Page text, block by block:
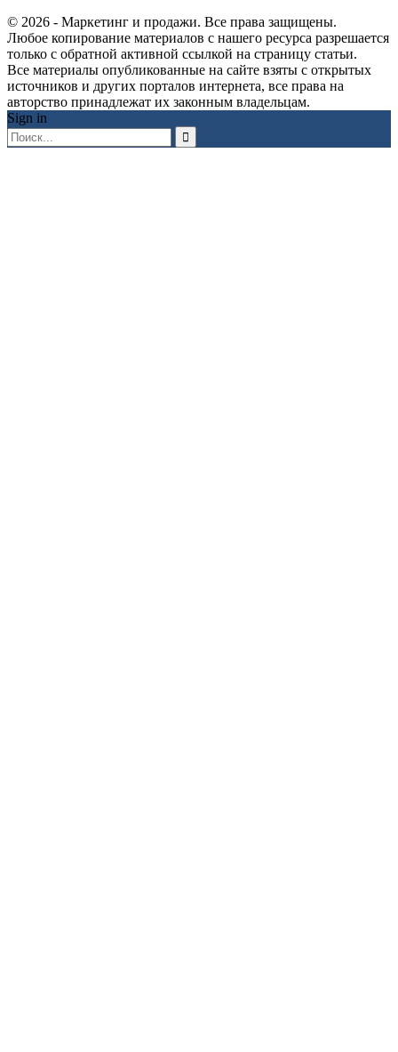
© 2026 - Маркетинг и продажи. Все права защищены.
Любое копирование материалов с нашего ресурса разрешается
только с обратной активной ссылкой на страницу статьи.
Все материалы опубликованные на сайте взяты с открытых
источников и других порталов интернета, все права на
авторство принадлежат их законным владельцам.
Sign in